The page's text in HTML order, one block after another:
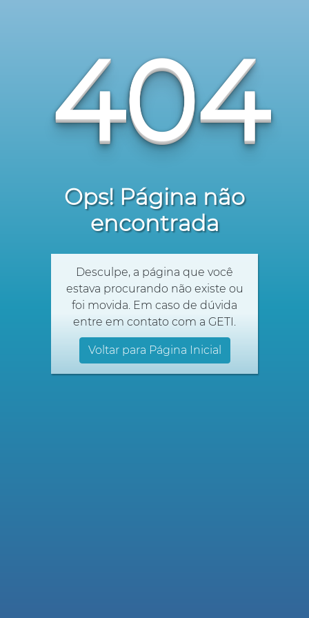
404
Ops! Página não
encontrada
Desculpe, a página que você
estava procurando não existe ou
foi movida. Em caso de dúvida
entre em contato com a GETI.
Voltar para Página Inicial